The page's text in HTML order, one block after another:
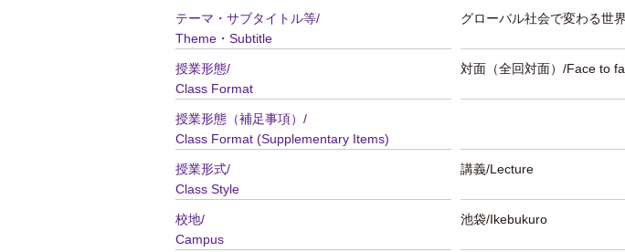
テーマ・サブタイトル等/
Theme・Subtitle
グローバル社会で変わる世
授業形態/
Class Format
対面（全回対面）/Face to
授業形態（補足事項）/
Class Format (Supplementary Items)
授業形式/
Class Style
講義/Lecture
校地/
Campus
池袋/Ikebukuro